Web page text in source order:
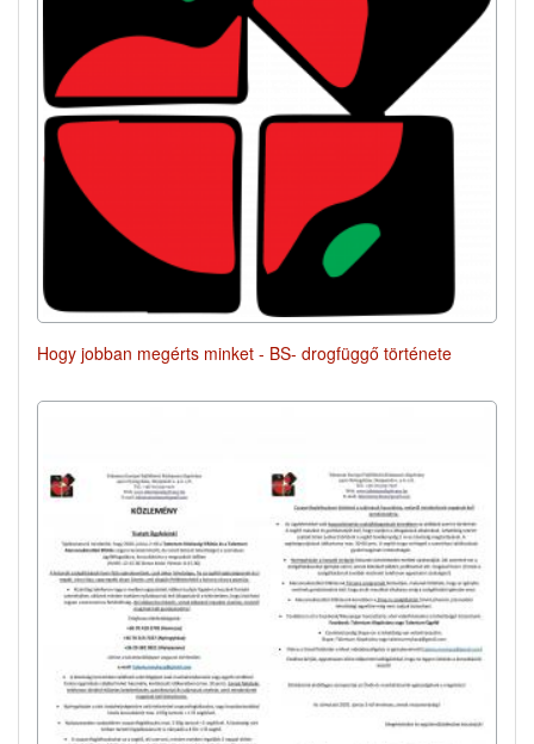
Hogy jobban megérts minket - BS- drogfüggő története